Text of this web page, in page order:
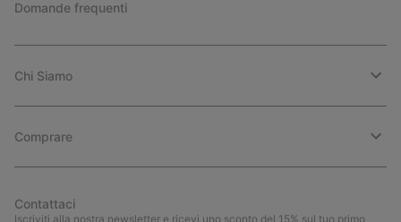
Domande frequenti
Chi Siamo
Comprare
Contattaci
Iscriviti alla nostra newsletter e ricevi uno sconto del 15% sul tuo primo